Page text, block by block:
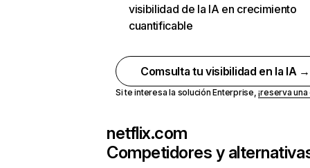
visibilidad de la IA en crecimiento
cuantificable
Comsulta tu visibilidad en la IA →
Si te interesa la solución Enterprise,¡reserva
netflix.com
Competidores y